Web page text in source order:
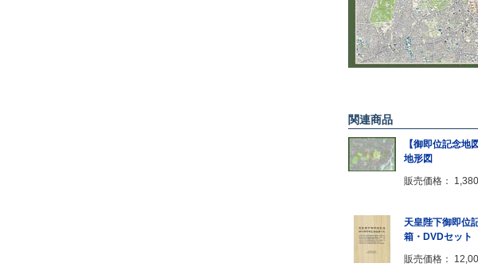
関連商品
【御即位記念地
地形図
販売価格：
天皇陛下御即位
箱・DVDセット
販売価格：